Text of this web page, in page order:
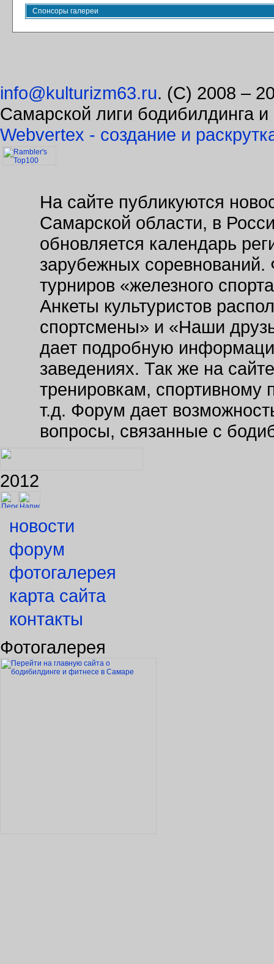
info@kulturizm63.ru
. (C) 2008 –
Самарской лиги бодибилдинга
Webvertex - создание и
На сайте публикуются
Самарской области, в
обновляется календарь
зарубежных соревнований.
турниров «железного
Анкеты культуристов
спортсмены» и «Наши
дает подробную
заведениях. Так же на
тренировкам, спортивному
т.д. Форум дает
вопросы, связанные с
2012
форум
фотогалерея
карта сайта
контакты
Фотогалерея